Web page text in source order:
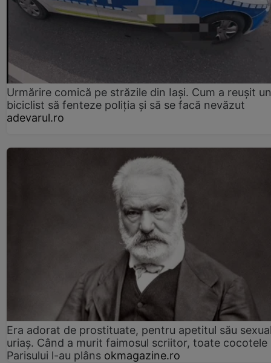
Urmărire comică pe străzile din Iași. Cum a reușit un
biciclist să fenteze poliția și să se facă nevăzut
adevarul.ro
Era adorat de prostituate, pentru apetitul său
uriaș. Când a murit faimosul scriitor, toate cocotele
Parisului l-au plâns okmagazine.ro